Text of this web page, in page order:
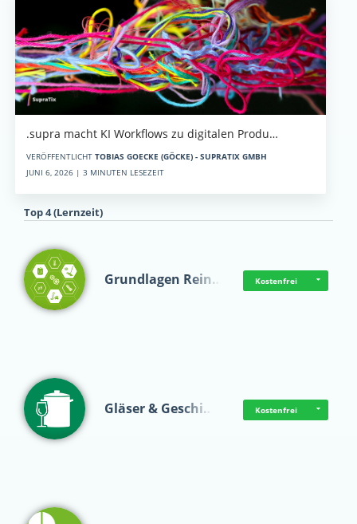
.supra macht KI Workflows zu digitalen Produ…
VERÖFFENTLICHT TOBIAS GOECKE (GÖCKE) - SUPRATIX GMBH
JUNI 6, 2026 | 3 MINUTEN LESEZEIT
Top 4 (Lernzeit)
Grundlagen Rein… Kostenfrei
Gläser & Geschi… Kostenfrei